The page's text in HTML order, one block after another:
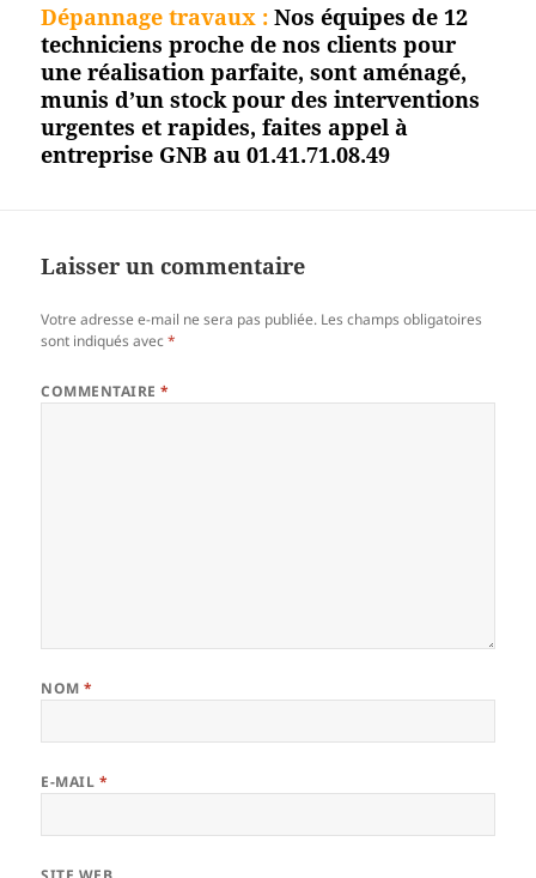
Dépannage travaux : Nos équipes de 12
techniciens proche de nos clients pour
une réalisation parfaite, sont aménagé,
munis d’un stock pour des interventions
urgentes et rapides, faites appel à
entreprise GNB au 01.41.71.08.49
Laisser un commentaire
Votre adresse e-mail ne sera pas publiée. Les champs obligatoires
sont indiqués avec*
COMMENTAIRE*
NOM*
E-MAIL *